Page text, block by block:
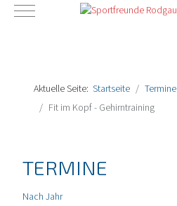
Mobile Menu Toggle
Aktuelle Seite: Startseite
Termine
Fit im Kopf - Gehirntraining
TERMINE
Nach Jahr